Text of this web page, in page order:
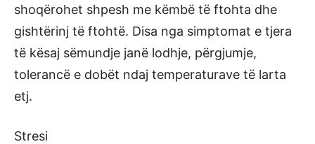
shoqërohet shpesh me këmbë të ftohta dhe
gishtërinj të ftohtë. Disa nga simptomat e tjera
të kësaj sëmundje janë lodhje, përgjumje,
tolerancë e dobët ndaj temperaturave të larta
etj.
Stresi